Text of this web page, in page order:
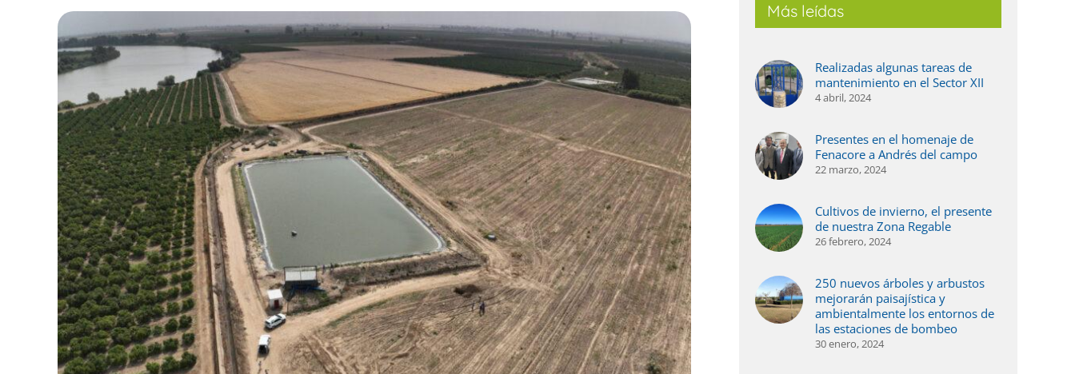
Más leídas
Realizadas algunas tareas de
mantenimiento en el Sector XII
4 abril, 2024
Presentes en el homenaje de
Fenacore a Andrés del campo
22 marzo, 2024
Cultivos de invierno, el presente
de nuestra Zona Regable
26 febrero, 2024
250 nuevos árboles y arbustos
mejorarán paisajística y
ambientalmente los entornos de
las estaciones de bombeo
30 enero, 2024